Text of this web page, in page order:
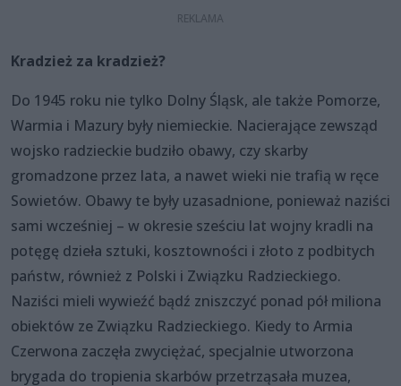
Kradzież za kradzież?
Do 1945 roku nie tylko Dolny Śląsk, ale także Pomorze,
Warmia i Mazury były niemieckie. Nacierające zewsząd
wojsko radzieckie budziło obawy, czy skarby
gromadzone przez lata, a nawet wieki nie trafią w ręce
Sowietów. Obawy te były uzasadnione, ponieważ naziści
sami wcześniej – w okresie sześciu lat wojny kradli na
potęgę dzieła sztuki, kosztowności i złoto z podbitych
państw, również z Polski i Związku Radzieckiego.
Naziści mieli wywieźć bądź zniszczyć ponad pół miliona
obiektów ze Związku Radzieckiego. Kiedy to Armia
Czerwona zaczęła zwyciężać, specjalnie utworzona
brygada do tropienia skarbów przetrząsała muzea,